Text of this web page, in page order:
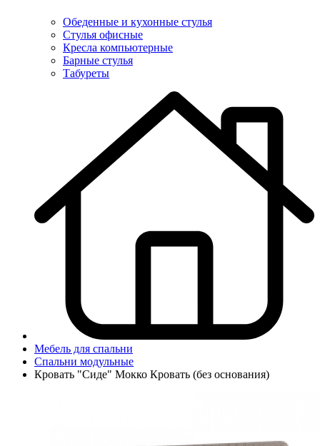
Обеденные и кухонные стулья
Стулья офисные
Кресла компьютерные
Барные стулья
Табуреты
Мебель для спальни
Спальни модульные
Кровать "Сиде" Мокко Кровать (без основания)